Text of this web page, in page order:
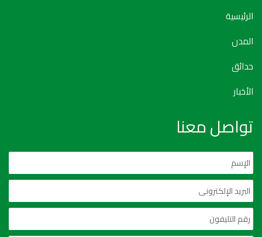
الرئيسية
المدن
حدائق
الأخبار
تواصل معنا